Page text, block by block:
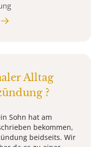
Alltag
?
Sohn hat am
bekommen,
beidseits. Wir